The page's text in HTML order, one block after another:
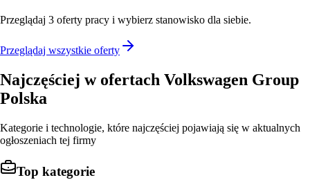
Przeglądaj 3 oferty pracy i wybierz stanowisko dla siebie.
Przeglądaj wszystkie oferty
Najczęściej w ofertach Volkswagen Group
Polska
Kategorie i technologie, które najczęściej pojawiają się w aktualnych
ogłoszeniach tej firmy
Top kategorie